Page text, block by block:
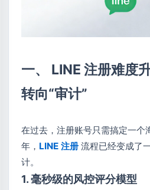
一、 LINE 注册难度
转向“审计”
在过去，注册账号只需搞定一
年， LINE 注册 流程已经变成了
计。
1. 毫秒级的风控评分模型